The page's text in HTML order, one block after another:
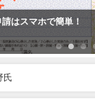
はスマホで簡単！
氏